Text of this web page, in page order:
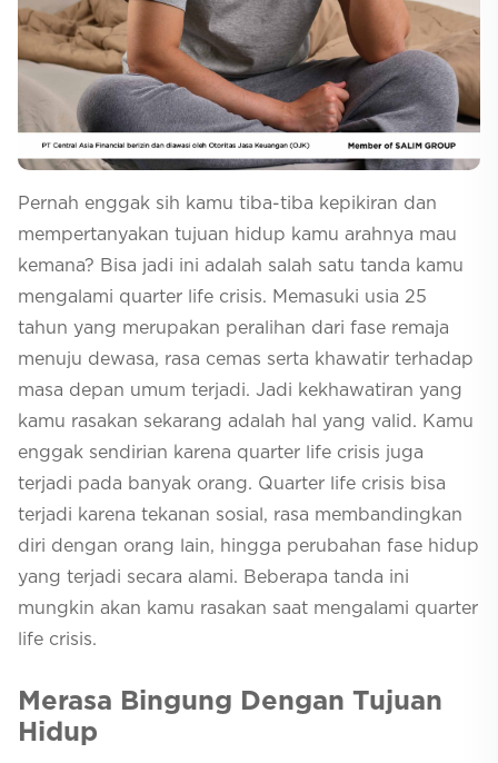
Selfcare
Pernah enggak sih kamu tiba-tiba kepikiran dan
mempertanyakan tujuan hidup kamu arahnya mau
kemana? Bisa jadi ini adalah salah satu tanda kamu
mengalami quarter life crisis. Memasuki usia 25
tahun yang merupakan peralihan dari fase remaja
menuju dewasa, rasa cemas serta khawatir terhadap
masa depan umum terjadi. Jadi kekhawatiran yang
kamu rasakan sekarang adalah hal yang valid. Kamu
enggak sendirian karena quarter life crisis juga
terjadi pada banyak orang. Quarter life crisis bisa
terjadi karena tekanan sosial, rasa membandingkan
diri dengan orang lain, hingga perubahan fase hidup
yang terjadi secara alami. Beberapa tanda ini
mungkin akan kamu rasakan saat mengalami quarter
life crisis.
Merasa Bingung Dengan Tujuan
Hidup